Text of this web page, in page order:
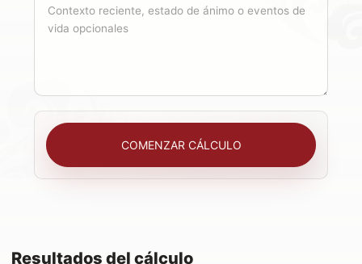
COMENZAR CÁLCULO
Resultados del cálculo